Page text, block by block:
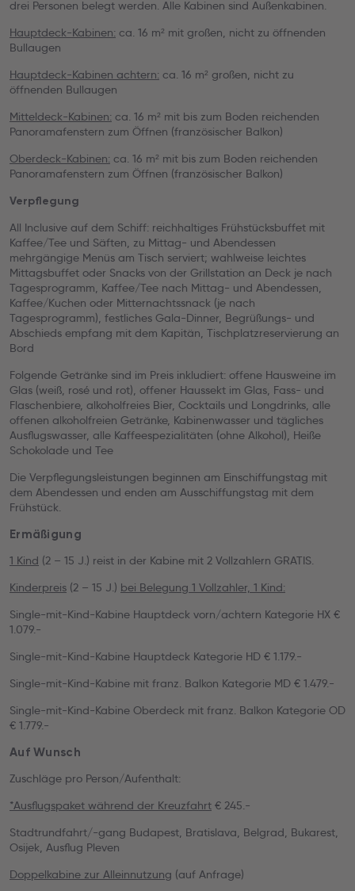
drei Personen belegt werden. Alle Kabinen sind Außenkabinen.
Hauptdeck-Kabinen: ca. 16 m² mit großen, nicht zu öffnenden
Bullaugen
Hauptdeck-Kabinen achtern: ca. 16 m² großen, nicht zu
öffnenden Bullaugen
Mitteldeck-Kabinen: ca. 16 m² mit bis zum Boden reichenden
Panoramafenstern zum Öffnen (französischer Balkon)
Oberdeck-Kabinen: ca. 16 m² mit bis zum Boden reichenden
Panoramafenstern zum Öffnen (französischer Balkon)
Verpflegung
All Inclusive auf dem Schiff: reichhaltiges Frühstücksbuffet mit
Kaffee/Tee und Säften, zu Mittag- und Abendessen
mehrgängige Menüs am Tisch serviert; wahlweise leichtes
Mittagsbuffet oder Snacks von der Grillstation an Deck je nach
Tagesprogramm, Kaffee/Tee nach Mittag- und Abendessen,
Kaffee/Kuchen oder Mitternachtssnack (je nach
Tagesprogramm), festliches Gala-Dinner, Begrüßungs- und
Abschieds empfang mit dem Kapitän, Tischplatzreservierung an
Bord
Folgende Getränke sind im Preis inkludiert: offene Hausweine im
Glas (weiß, rosé und rot), offener Haussekt im Glas, Fass- und
Flaschenbiere, alkoholfreies Bier, Cocktails und Longdrinks, alle
offenen alkoholfreien Getränke, Kabinenwasser und tägliches
Ausflugswasser, alle Kaffeespezialitäten (ohne Alkohol), Heiße
Schokolade und Tee
Die Verpflegungsleistungen beginnen am Einschiffungstag mit
dem Abendessen und enden am Ausschiffungstag mit dem
Frühstück.
Ermäßigung
1 Kind (2 – 15 J.) reist in der Kabine mit 2 Vollzahlern GRATIS.
Kinderpreis (2 – 15 J.) bei Belegung 1 Vollzahler, 1 Kind:
Single-mit-Kind-Kabine Hauptdeck vorn/achtern Kategorie HX €
1.079.-
Single-mit-Kind-Kabine Hauptdeck Kategorie HD € 1.179.-
Single-mit-Kind-Kabine mit franz. Balkon Kategorie MD € 1.479.-
Single-mit-Kind-Kabine Oberdeck mit franz. Balkon Kategorie OD
€ 1.779.-
Auf Wunsch
Zuschläge pro Person/Aufenthalt:
*Ausflugspaket während der Kreuzfahrt € 245.-
Stadtrundfahrt/-gang Budapest, Bratislava, Belgrad, Bukarest,
Osijek, Ausflug Pleven
Doppelkabine zur Alleinnutzung (auf Anfrage)